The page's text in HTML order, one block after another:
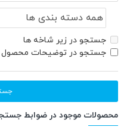
جستجو در زیر شاخه ها
جستجو در توضیحات محصول
محصولات موجود در ضوابط